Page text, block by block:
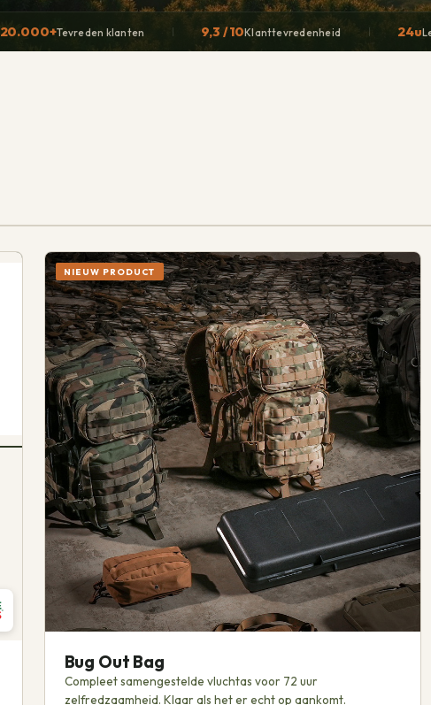
20.000+Tevreden klanten 9,3 / 10Klanttevredenheid 24u
NIEUW PRODUCT
Bug Out Bag
Compleet samengestelde vluchtas voor 72 uur
zelfredzaamheid. Klaar als het er echt op aankomt.